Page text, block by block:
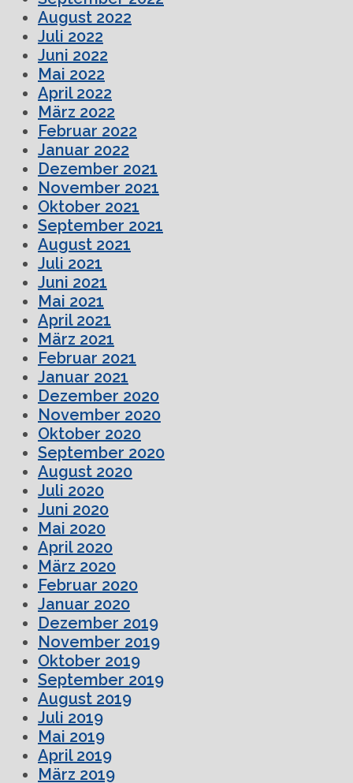
August 2022
Juli 2022
Juni 2022
Mai 2022
April 2022
März 2022
Februar 2022
Januar 2022
Dezember 2021
November 2021
Oktober 2021
September 2021
August 2021
Juli 2021
Juni 2021
Mai 2021
April 2021
März 2021
Februar 2021
Januar 2021
Dezember 2020
November 2020
Oktober 2020
September 2020
August 2020
Juli 2020
Juni 2020
Mai 2020
April 2020
März 2020
Februar 2020
Januar 2020
Dezember 2019
November 2019
Oktober 2019
September 2019
August 2019
Juli 2019
Mai 2019
April 2019
März 2019